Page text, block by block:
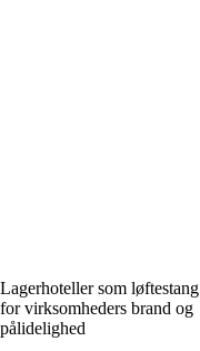
Lagerhoteller som løftestang
for virksomheders brand og
pålidelighed